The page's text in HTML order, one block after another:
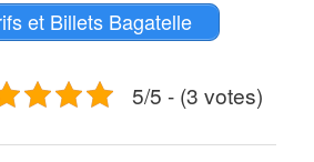
et Billets Bagatelle
5/5 - (3 votes)